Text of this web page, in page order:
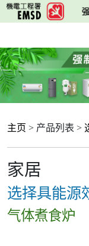
跳
至
要
内
容
主页 > 产品列表 >
家居
选择具能源
气体煮食炉